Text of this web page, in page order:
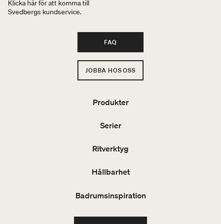
Klicka här för att komma till
Svedbergs kundservice.
FAQ
JOBBA HOS OSS
Produkter
Serier
Ritverktyg
Hållbarhet
Badrumsinspiration